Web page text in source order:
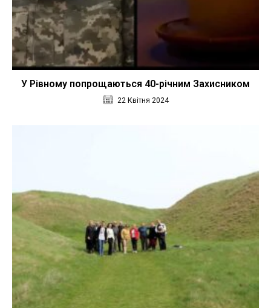
У Рівному попрощаються 40-річним Захисником
22 Квітня 2024